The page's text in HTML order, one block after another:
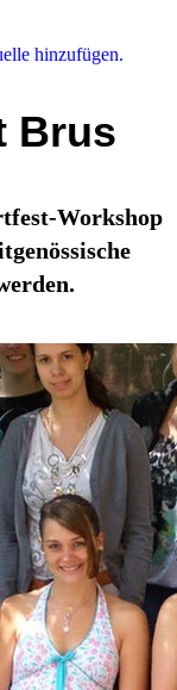
hinzufügen.
Brus
Workshop